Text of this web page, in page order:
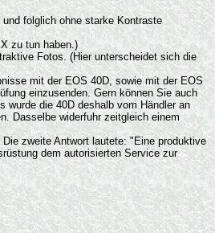
folglich ohne starke Kontraste
zu tun haben.)
Fotos. (Hier unterscheidet sich die
mit der EOS 40D, sowie mit der EOS
einzusenden. Gern können Sie auch
wurde die 40D deshalb vom Händler an
Dasselbe widerfuhr zeitgleich einem
zweite Antwort lautete: "Eine produktive
dem autorisierten Service zur